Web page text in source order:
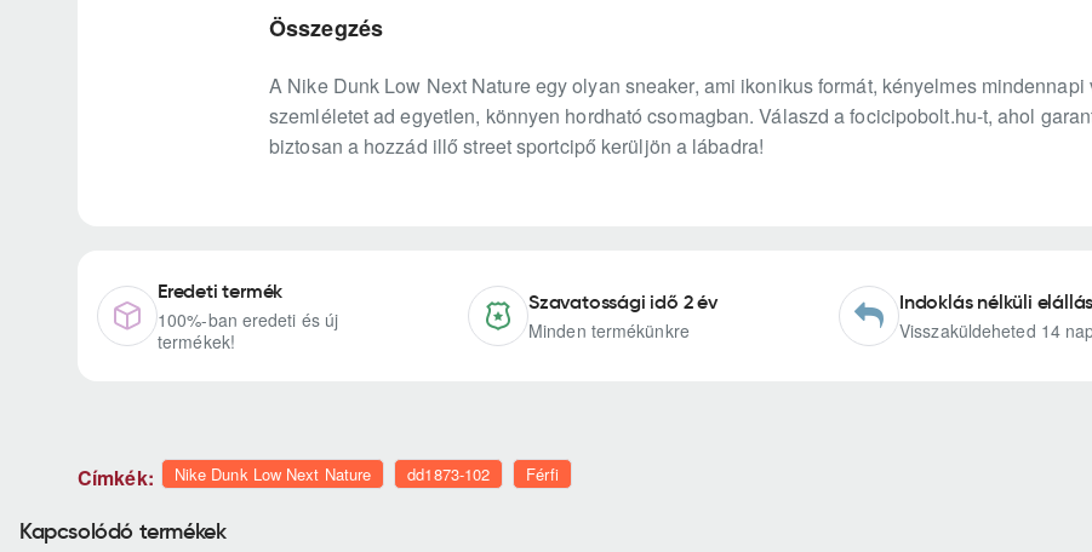
Összegzés
A Nike Dunk Low Next Nature egy olyan sneaker, ami ikonikus formát, kényelmes mindennapi
szemléletet ad egyetlen, könnyen hordható csomagban. Válaszd a focicipobolt.hu-t, ahol
biztosan a hozzád illő street sportcipő kerüljön a lábadra!
Eredeti termék
100%-ban eredeti és új
termékek!
Szavatossági idő 2 év
Minden termékünkre
Indoklás nélküli elállás
Visszaküldeheted 14
Címkék: Nike Dunk Low Next Nature dd1873-102 Férfi
Kapcsolódó termékek